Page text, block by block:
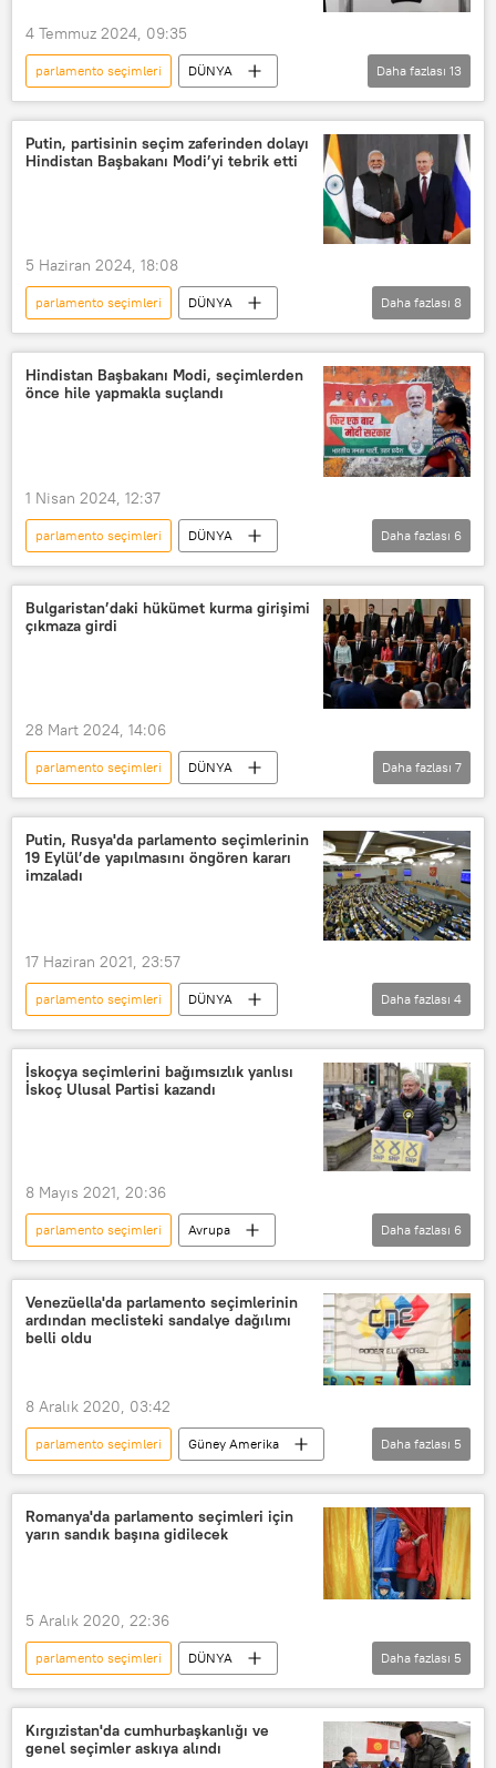
4 Temmuz 2024, 09:35
parlamento seçimleri
DÜNYA
İngiltere
Birleşik Krallık
İşçi Partisi
Muhafazakar Parti
Muhafazakar
Anket şirketleri
anketler
Sandık
Sandık güvenliği
Daha fazlası 13
Putin, partisinin seçim zaferinden dolayı
Hindistan Başbakanı Modi’yi tebrik etti
5 Haziran 2024, 18:08
parlamento seçimleri
DÜNYA
Rusya
Hindistan
Hindistan Halk Partisi (BJP)
Vladimir Putin
Narendra Modi
Daha fazlası 8
Hindistan Başbakanı Modi, seçimlerden
önce hile yapmakla suçlandı
1 Nisan 2024, 12:37
parlamento seçimleri
DÜNYA
Hindistan
Narendra Modi
Hindistan Başbakanı Narendra Modi
Genel seçim
Daha fazlası 6
Bulgaristan’daki hükümet kurma girişimi
çıkmaza girdi
28 Mart 2024, 14:06
parlamento seçimleri
DÜNYA
Bulgaristan
Parlamento
Bulgaristan Parlamentosu
Bulgaristan seçimleri
Nikolay Denkov
Daha fazlası 7
Putin, Rusya'da parlamento seçimlerinin
19 Eylül’de yapılmasını öngören kararı
imzaladı
17 Haziran 2021, 23:57
parlamento seçimleri
DÜNYA
Haberler
Rusya
Vladimir Putin
Duma
Daha fazlası 4
İskoçya seçimlerini bağımsızlık yanlısı
İskoç Ulusal Partisi kazandı
8 Mayıs 2021, 20:36
parlamento seçimleri
Avrupa
DÜNYA
Haberler
İskoçya
Seçim
İskoçya Ulusal Partisi (SNP)
Bağımsızlık
Daha fazlası 6
Venezüella'da parlamento seçimlerinin
ardından meclisteki sandalye dağılımı
belli oldu
8 Aralık 2020, 03:42
parlamento seçimleri
Güney Amerika
DÜNYA
Haberler
Venezüella
Nicolas Maduro
Ulusal Meclis
Daha fazlası 5
Romanya'da parlamento seçimleri için
yarın sandık başına gidilecek
5 Aralık 2020, 22:36
parlamento seçimleri
DÜNYA
Haberler
Avrupa
Romanya
Sandık
Milletvekili
Daha fazlası 5
Kırgızistan'da cumhurbaşkanlığı ve
genel seçimler askıya alındı